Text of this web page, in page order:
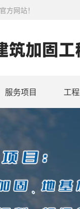
方网站！
服务项目 工